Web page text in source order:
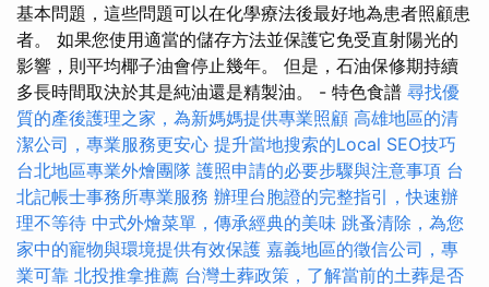
基本問題，這些問題可以在化學療法後最好地為患者照顧患
者。 如果您使用適當的儲存方法並保護它免受直射陽光的
影響，則平均椰子油會停止幾年。 但是，石油保修期持續
多長時間取決於其是純油還是精製油。 - 特色食譜 尋找優
質的產後護理之家，為新媽媽提供專業照顧 高雄地區的清
潔公司，專業服務更安心 提升當地搜索的Local SEO技巧
台北地區專業外燴團隊 護照申請的必要步驟與注意事項 台
北記帳士事務所專業服務 辦理台胞證的完整指引，快速辦
理不等待 中式外燴菜單，傳承經典的美味 跳蚤清除，為您
家中的寵物與環境提供有效保護 嘉義地區的徵信公司，專
業可靠 北投推拿推薦 台灣土葬政策，了解當前的土葬是否